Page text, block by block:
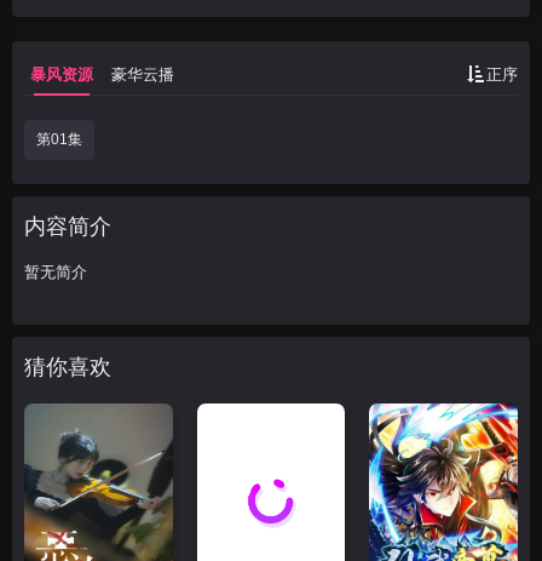
暴风资源 豪华云播 正序
第01集
内容简介
暂无简介
猜你喜欢